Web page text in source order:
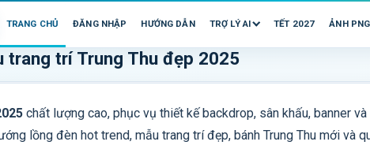
TRANG CHỦ ĐĂNG NHẬP HƯỚNG DẪN TRỢ LÝ AI TẾT 2027 ẢNH PNG
trang trí Trung Thu đẹp 2025
chất lượng cao, phục vụ thiết kế backdrop, sân khấu, banner
lồng đèn hot trend, mẫu trang trí đẹp, bánh Trung Thu mới và